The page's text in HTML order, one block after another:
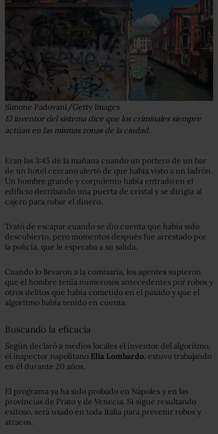
Simone Padovani/Getty Images
El inventor del sistema dice que los criminales siempre
actúan en las mismas zonas de la ciudad.
Eran las 3:45 de la mañana cuando un portero de un bar
de un hotel cercano alertó de que había visto a un ladrón.
Un hombre grande y corpulento había entrado en el
edificio derribando una puerta de cristal y se dirigía al
cajero para robar el dinero.
Trató de escapar cuando se dio cuenta que había sido
descubierto, pero momentos después fue arrestado por
la policía, que le esperaba a su salida.
Cuando lo llevaron a la comisaría, los agentes supieron
que el hombre tenía numerosos antecedentes por robos y
otros delitos que había cometido en el pasado y que el
algoritmo había tenido en cuenta.
Buscando la eficacia
Según declaró a medios locales el inventor del algoritmo,
el inspector napolitano Elia Lombardo, estuvo trabajando
en él durante 20 años.
El programa ya ha sido probado en Nápoles y en las
provincias de Prato y de Venecia. Si sigue resultando
exitoso, será usado en toda Italia para prevenir robos y
atracos.